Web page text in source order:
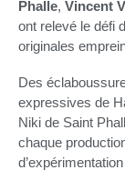
Phalle, Vincent
ont relevé le défi
originales
Des
expressives de
Niki de Saint
chaque